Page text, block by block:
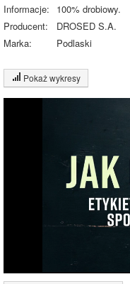
Informacje:
100% drobiowy.
Producent:
DROSED S.A.
Marka:
Podlaski
Pokaż wykresy
Wykres składu